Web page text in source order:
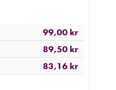
99,00 kr
89,50 kr
83,16 kr